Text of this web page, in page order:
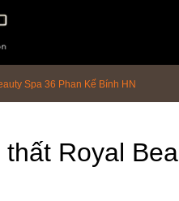
Spa 36 Phan Kế Bính HN
Royal